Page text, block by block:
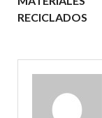
RECICLADOS